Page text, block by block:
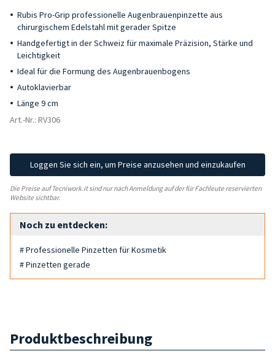
Rubis Pro-Grip professionelle Augenbrauenpinzette aus
chirurgischem Edelstahl mit gerader Spitze
Handgefertigt in der Schweiz für maximale Präzision, Stärke und
Leichtigkeit
Ideal für die Formung des Augenbrauenbogens
Autoklavierbar
Länge 9 cm
Art.-Nr.: RV306
Loggen Sie sich ein, um Preise anzusehen und einzukaufen
Die Preise auf Tecniwork.it sind nur nach Anmeldung auf der für Fachleute reservierten
Website sichtbar.
Noch zu entdecken:
# Professionelle Pinzetten für Kosmetik
# Pinzetten gerade
Produktbeschreibung